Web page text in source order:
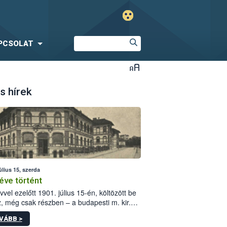
hírek
15, szerda
történt
ezelőtt 1901. július 15-én, költözött be
még csak részben – a budapesti m. kir.
állomás a Kis Rókus utca
alatti, Czigler Győző által tervezett új
>